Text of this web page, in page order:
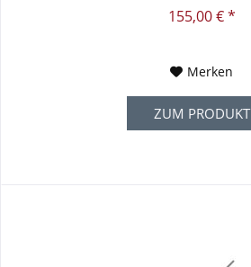
155,00 € *
Merken
ZUM PRODUKT